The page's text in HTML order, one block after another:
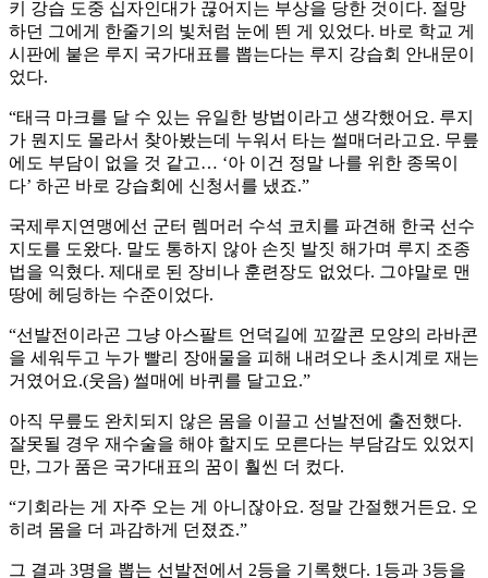
키 강습 도중 십자인대가 끊어지는 부상을 당한 것이다. 절망
하던 그에게 한줄기의 빛처럼 눈에 띈 게 있었다. 바로 학교 게
시판에 붙은 루지 국가대표를 뽑는다는 루지 강습회 안내문이
었다.
“태극 마크를 달 수 있는 유일한 방법이라고 생각했어요. 루지
가 뭔지도 몰라서 찾아봤는데 누워서 타는 썰매더라고요. 무릎
에도 부담이 없을 것 같고… ‘아 이건 정말 나를 위한 종목이
다’ 하곤 바로 강습회에 신청서를 냈죠.”
국제루지연맹에선 군터 렘머러 수석 코치를 파견해 한국 선수
지도를 도왔다. 말도 통하지 않아 손짓 발짓 해가며 루지 조종
법을 익혔다. 제대로 된 장비나 훈련장도 없었다. 그야말로 맨
땅에 헤딩하는 수준이었다.
“선발전이라곤 그냥 아스팔트 언덕길에 꼬깔콘 모양의 라바콘
을 세워두고 누가 빨리 장애물을 피해 내려오나 초시계로 재는
거였어요.(웃음) 썰매에 바퀴를 달고요.”
아직 무릎도 완치되지 않은 몸을 이끌고 선발전에 출전했다.
잘못될 경우 재수술을 해야 할지도 모른다는 부담감도 있었지
만, 그가 품은 국가대표의 꿈이 훨씬 더 컸다.
“기회라는 게 자주 오는 게 아니잖아요. 정말 간절했거든요. 오
히려 몸을 더 과감하게 던졌죠.”
그 결과 3명을 뽑는 선발전에서 2등을 기록했다. 1등과 3등을